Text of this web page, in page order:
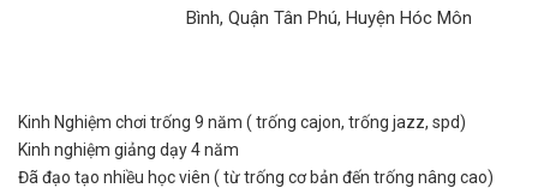
Bình, Quận Tân Phú, Huyện Hóc Môn
Kinh Nghiệm chơi trống 9 năm ( trống cajon, trống jazz, spd)
Kinh nghiệm giảng dạy 4 năm
Đã đạo tạo nhiều học viên ( từ trống cơ bản đến trống nâng cao)